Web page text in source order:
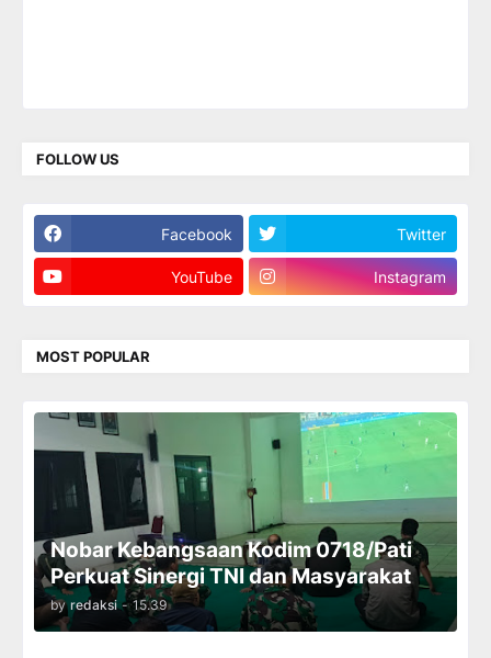
FOLLOW US
Facebook Twitter
YouTube Instagram
MOST POPULAR
Nobar Kebangsaan Kodim 0718/Pati
Perkuat Sinergi TNI dan Masyarakat
by redaksi - 15.39